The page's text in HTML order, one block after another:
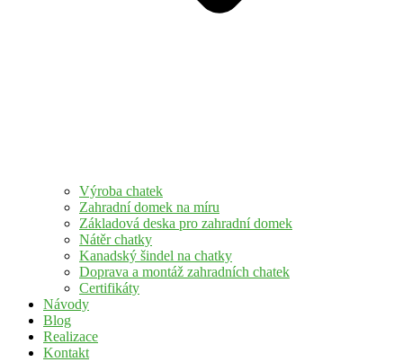
Výroba chatek
Zahradní domek na míru
Základová deska pro zahradní domek
Nátěr chatky
Kanadský šindel na chatky
Doprava a montáž zahradních chatek
Certifikáty
Návody
Blog
Realizace
Kontakt